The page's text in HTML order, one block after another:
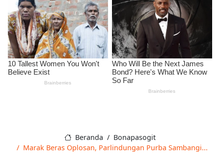
Beranda
Bonapasogit
Marak Beras Oplosan, Parlindungan Purba Sambangi...